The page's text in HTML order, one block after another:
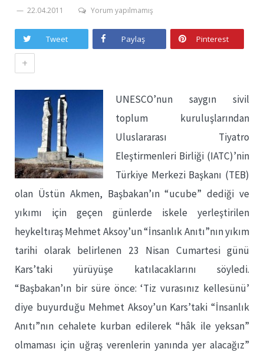
22.04.2011 Yorum yapılmamış
Tweet Paylaş Pinterest
+
UNESCO’nun saygın sivil
toplum kuruluşlarından
Uluslararası Tiyatro
Eleştirmenleri Birliği (IATC)’nin
Türkiye Merkezi Başkanı (TEB)
olan Üstün Akmen, Başbakan’ın “ucube” dediği ve
yıkımı için geçen günlerde iskele yerleştirilen
heykeltıraş Mehmet Aksoy’un “İnsanlık Anıtı”nın yıkım
tarihi olarak belirlenen 23 Nisan Cumartesi günü
Kars’taki yürüyüşe katılacaklarını söyledi.
“Başbakan’ın bir süre önce: ‘Tiz vurasınız kellesünü’
diye buyurduğu Mehmet Aksoy’un Kars’taki “İnsanlık
Anıtı”nın cehalete kurban edilerek “hâk ile yeksan”
olmaması için uğraş verenlerin yanında yer alacağız”